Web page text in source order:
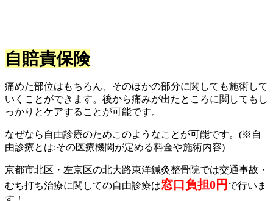
自賠責保険
痛めた部位はもちろん、そのほかの部分に関しても施術して
いくことができます。後から痛みが出たところに関してもし
っかりとケアすることが可能です。
なぜなら自由診療のためこのようなことが可能です。(※自
由診療とは:その医療機関が定める料金や施術内容)
京都市北区・左京区の北大路東洋鍼灸整骨院では交通事故・
むち打ち治療に関しての自由診療は窓口負担0円 で行いま
す！